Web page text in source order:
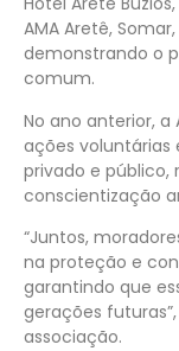
AMA Aretê,
demonstrando o
comum.
No ano anterior,
ações
privado e
conscientização
“Juntos,
na proteção e
garantindo que
gerações
associação.